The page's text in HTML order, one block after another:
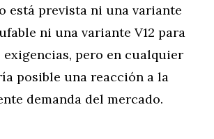
está prevista ni una variante
ni una variante V12 para
exigencias, pero en cualquier
posible una reacción a la
demanda del mercado.